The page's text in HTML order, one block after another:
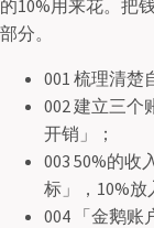
的10%用来花。把
部分。
001 梳理清楚
002 建立三个
开销」；
003 50%的收
标」，10%放
004 「金鹅账